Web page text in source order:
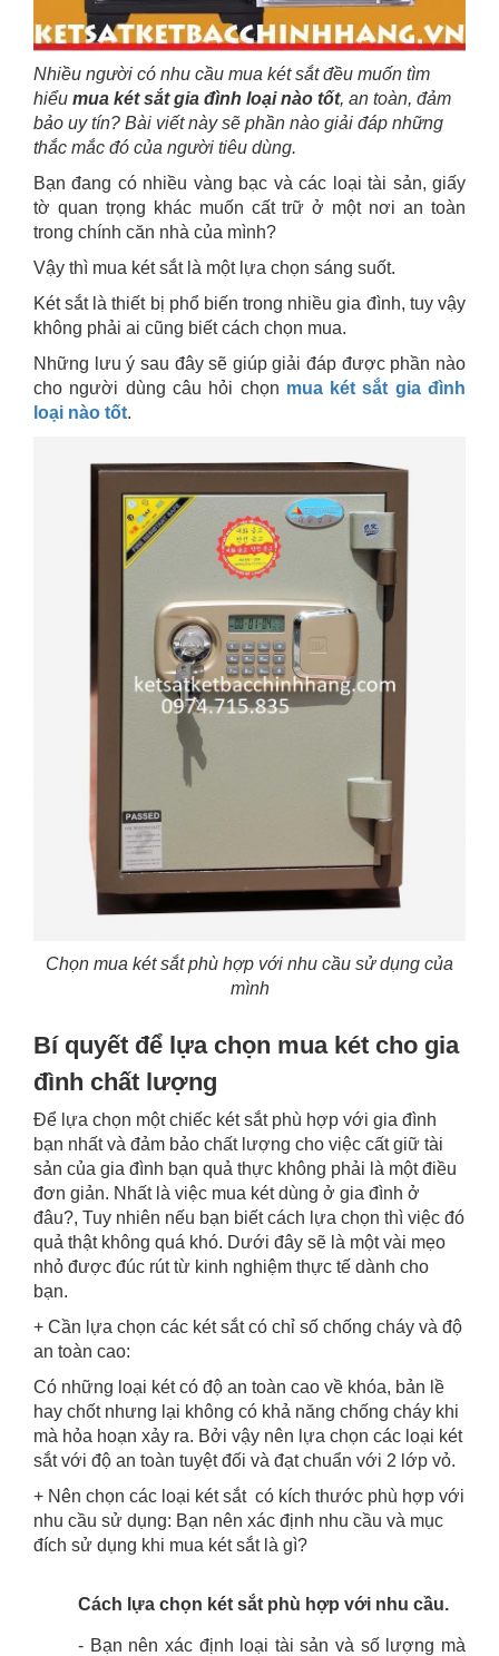
Nhiều người có nhu cầu mua két sắt đều muốn tìm
hiểu mua két sắt gia đình loại nào tốt, an toàn, đảm
bảo uy tín? Bài viết này sẽ phần nào giải đáp những
thắc mắc đó của người tiêu dùng.
Bạn đang có nhiều vàng bạc và các loại tài sản, giấy
tờ quan trọng khác muốn cất trữ ở một nơi an toàn
trong chính căn nhà của mình?
Vậy thì mua két sắt là một lựa chọn sáng suốt.
Két sắt là thiết bị phổ biến trong nhiều gia đình, tuy vậy
không phải ai cũng biết cách chọn mua.
Những lưu ý sau đây sẽ giúp giải đáp được phần nào
cho người dùng câu hỏi chọn mua két sắt gia đình
loại nào tốt.
Chọn mua két sắt phù hợp với nhu cầu sử dụng của
mình
Bí quyết để lựa chọn mua két cho gia
đình chất lượng
Để lựa chọn một chiếc két sắt phù hợp với gia đình
bạn nhất và đảm bảo chất lượng cho việc cất giữ tài
sản của gia đình bạn quả thực không phải là một điều
đơn giản. Nhất là việc mua két dùng ở gia đình ở
đâu?, Tuy nhiên nếu bạn biết cách lựa chọn thì việc đó
quả thật không quá khó. Dưới đây sẽ là một vài mẹo
nhỏ được đúc rút từ kinh nghiệm thực tế dành cho
bạn.
+ Cần lựa chọn các két sắt có chỉ số chống cháy và độ
an toàn cao:
Có những loại két có độ an toàn cao về khóa, bản lề
hay chốt nhưng lại không có khả năng chống cháy khi
mà hỏa hoạn xảy ra. Bởi vậy nên lựa chọn các loại két
sắt với độ an toàn tuyệt đối và đạt chuẩn với 2 lớp vỏ.
+ Nên chọn các loại két sắt có kích thước phù hợp với
nhu cầu sử dụng: Bạn nên xác định nhu cầu và mục
đích sử dụng khi mua két sắt là gì?
Cách lựa chọn két sắt phù hợp với nhu cầu.
- Bạn nên xác định loại tài sản và số lượng mà